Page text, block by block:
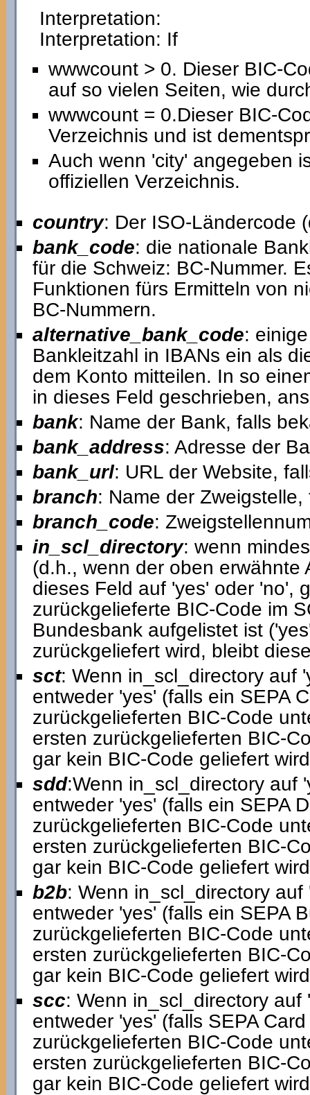
Interpretation:
Interpretation: If
wwwcount > 0. Dieser BIC-
auf so vielen Seiten, wie
wwwcount = 0.Dieser BIC-
Verzeichnis und ist
Auch wenn 'city' angegeben
offiziellen Verzeichnis.
country: Der ISO-Ländercode
bank_code: die nationale
für die Schweiz: BC-Nummer.
Funktionen fürs Ermitteln von
BC-Nummern.
alternative_bank_code:
Bankleitzahl in IBANs ein als
dem Konto mitteilen. In so
in dieses Feld geschrieben,
bank: Name der Bank, falls
bank_address: Adresse der
bank_url: URL der Website,
branch: Name der
branch_code:
in_scl_directory: wenn
(d.h., wenn der oben erwähnte
dieses Feld auf 'yes' oder 'no',
zurückgelieferte BIC-Code im
Bundesbank aufgelistet ist
zurückgeliefert wird, bleibt
sct: Wenn in_scl_directory auf
entweder 'yes' (falls ein SEPA
zurückgelieferten BIC-Code
ersten zurückgelieferten BIC-
gar kein BIC-Code geliefert
sdd:Wenn in_scl_directory auf
entweder 'yes' (falls ein SEPA
zurückgelieferten BIC-Code
ersten zurückgelieferten BIC-
gar kein BIC-Code geliefert
b2b: Wenn in_scl_directory
entweder 'yes' (falls ein SEPA
zurückgelieferten BIC-Code
ersten zurückgelieferten BIC-
gar kein BIC-Code geliefert
scc: Wenn in_scl_directory
entweder 'yes' (falls SEPA
zurückgelieferten BIC-Code
ersten zurückgelieferten BIC-
gar kein BIC-Code geliefert